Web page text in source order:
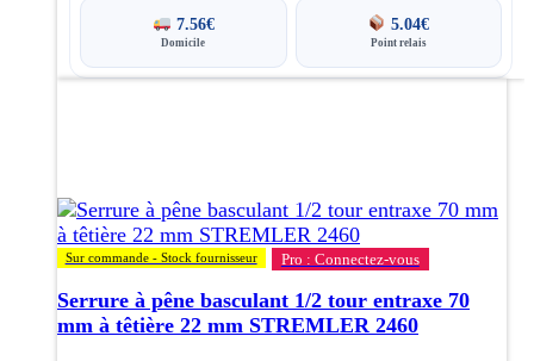
7.56€
Domicile
5.04€
Point relais
Sur commande - Stock fournisseur Pro : Connectez-vous
Serrure à pêne basculant 1/2 tour entraxe 70
mm à têtière 22 mm STREMLER 2460
Les
options
peuvent
être
choisies
sur